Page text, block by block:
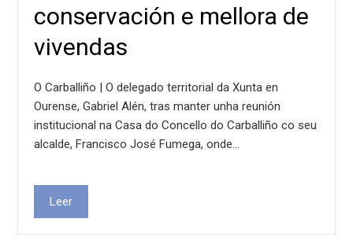
conservación e mellora de
vivendas
O Carballiño | O delegado territorial da Xunta en
Ourense, Gabriel Alén, tras manter unha reunión
institucional na Casa do Concello do Carballiño co seu
alcalde, Francisco José Fumega, onde…
Leer